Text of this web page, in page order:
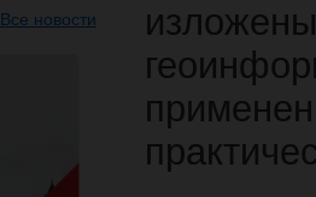
Все новости